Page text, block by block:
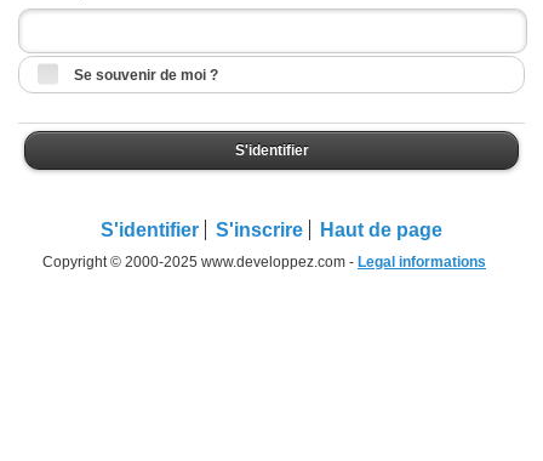
Se souvenir de moi ?
S'identifier
S'identifier S'inscrire Haut de page
Copyright © 2000-2025 www.developpez.com - Legal informations